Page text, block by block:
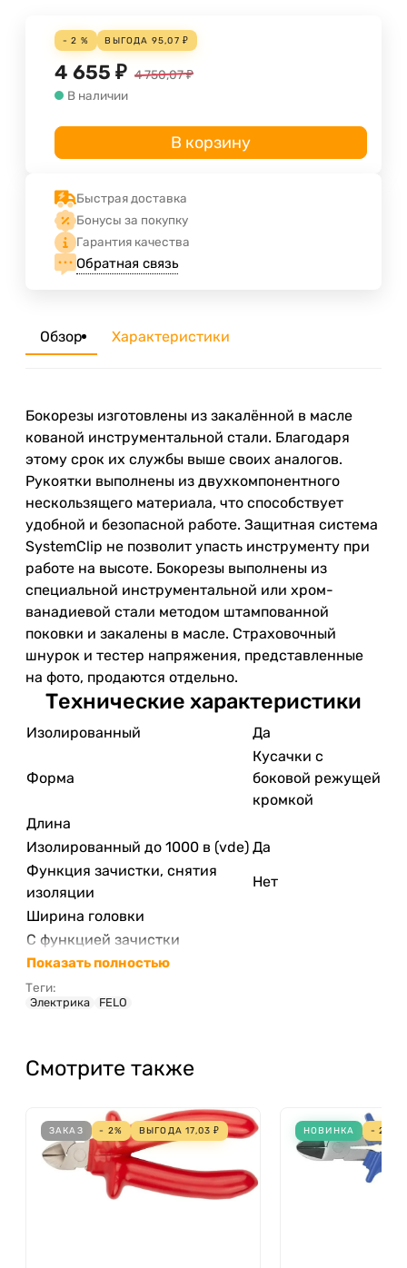
- 2 % ВЫГОДА 95,07 ₽
4 655 ₽ 4 750,07₽
В наличии
В корзину
Быстрая доставка
Бонусы за покупку
Гарантия качества
Обратная связь
Обзор Характеристики
Бокорезы изготовлены из закалённой в масле
кованой инструментальной стали. Благодаря
этому срок их службы выше своих аналогов.
Рукоятки выполнены из двухкомпонентного
нескользящего материала, что способствует
удобной и безопасной работе. Защитная система
SystemClip не позволит упасть инструменту при
работе на высоте. Бокорезы выполнены из
специальной инструментальной или хром-
ванадиевой стали методом штампованной
поковки и закалены в масле. Страховочный
шнурок и тестер напряжения, представленные
на фото, продаются отдельно.
Технические характеристики
Изолированный Да
Форма
Кусачки с
боковой режущей
кромкой
Длина
Изолированный до 1000 в (vde) Да
Функция зачистки, снятия
изоляции
Нет
Ширина головки
С функцией зачистки
Длина режущего лезвия
Проверенное сопротивление
электростатическому разряду
Показать полностью
Теги:
Электрика FELO
Смотрите также
ЗАКАЗ - 2% ВЫГОДА17,03 ₽ НОВИНКА - 2%